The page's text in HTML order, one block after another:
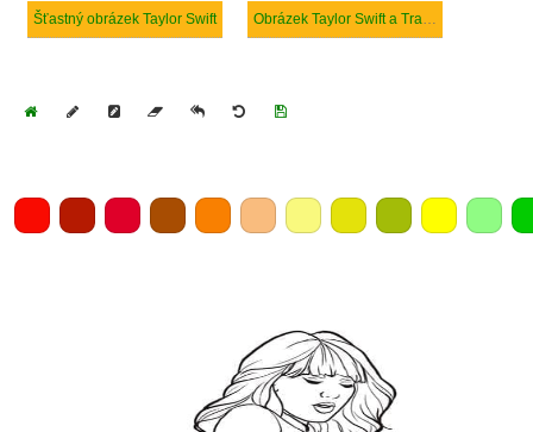
Šťastný obrázek Taylor Swift Obrázek Taylor Swift a Travis Kelce